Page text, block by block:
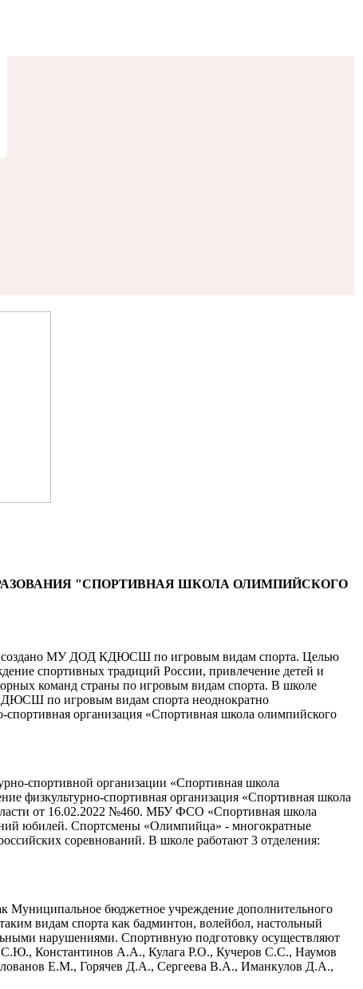
"СПОРТИВНАЯ ШКОЛА ОЛИМПИЙСКОГО
создано МУ ДОД КДЮСШ по игровым видам спорта. Целью
спортивных традиций России, привлечение детей и
команд страны по игровым видам спорта. В школе
по игровым видам спорта неоднократно
организация «Спортивная школа олимпийского
спортивной организации «Спортивная школа
физкультурно-спортивная организация «Спортивная школа
от 16.02.2022 №460. МБУ ФСО «Спортивная школа
юбилей. Спортсмены «Олимпийца» - многократные
соревнований. В школе работают 3 отделения:
Муниципальное бюджетное учреждение дополнительного
видам спорта как бадминтон, волейбол, настольный
нарушениями. Спортивную подготовку осуществляют
Константинов А.А., Кулага Р.О., Кучеров С.С., Наумов
Е.М., Горячев Д.А., Сергеева В.А., Иманкулов Д.А.,